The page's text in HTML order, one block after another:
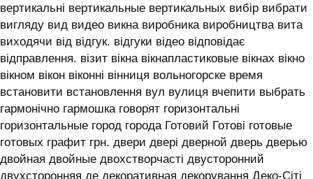
вертикальні вертикальные вертикальных вибір вибрати
вигляду вид видео викна виробника виробництва вита
виходячи від відгук. відгуки відео відповідає
відправлення. візит вікна вікнапластиковые вікнах вікно
вікном вікон віконні вінниця вольногорске время
встановити встановлення вул вулиця вчепити выбрать
гармонічно гармошка говорят горизонтальні
горизонтальные город города Готовий Готові готовые
готовых графит грн. двери двері дверной дверь дверью
двойная двойные двохстворчасті двусторонний
двухсторонняя де декоративная декорування Деко-Сіті